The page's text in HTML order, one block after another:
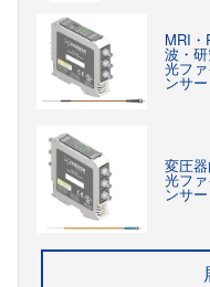
MRI・
波・
光フ
ンサー
変圧
光フ
ンサー